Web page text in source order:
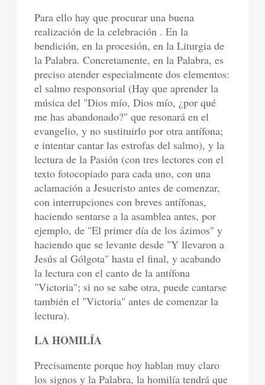
Para ello hay que procurar una buena
realización de la celebración . En la
bendición, en la procesión, en la Liturgia de
la Palabra. Concretamente, en la Palabra, es
preciso atender especialmente dos elementos:
el salmo responsorial (Hay que aprender la
música del "Dios mío, Dios mío, ¿por qué
me has abandonado?" que resonará en el
evangelio, y no sustituirlo por otra antífona;
e intentar cantar las estrofas del salmo), y la
lectura de la Pasión (con tres lectores con el
texto fotocopiado para cada uno, con una
aclamación a Jesucristo antes de comenzar,
con interrupciones con breves antífonas,
haciendo sentarse a la asamblea antes, por
ejemplo, de "El primer día de los ázimos" y
haciendo que se levante desde "Y llevaron a
Jesús al Gólgota" hasta el final, y acabando
la lectura con el canto de la antífona
"Victoria"; si no se sabe otra, puede cantarse
también el "Victoria" antes de comenzar la
lectura).
LA HOMILÍA
Precisamente porque hoy hablan muy claro
los signos y la Palabra, la homilía tendrá que